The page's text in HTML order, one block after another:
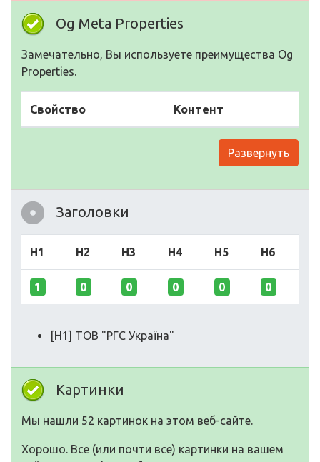
Og Meta Properties
Замечательно, Вы используете преимущества Og
Properties.
Свойство Контент
Развернуть
Заголовки
H1 H2 H3 H4 H5 H6
1 0 0 0 0 0
[H1] ТОВ "РГС Україна"
Картинки
Мы нашли 52 картинок на этом веб-сайте.
Хорошо. Все (или почти все) картинки на вашем